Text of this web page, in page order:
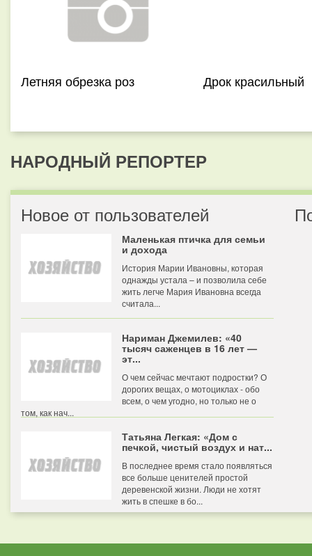
Летняя обрезка роз Дрок красильный
НАРОДНЫЙ РЕПОРТЕР
Новое от пользователей
Маленькая птичка для семьи
и дохода
История Марии Ивановны, которая
однажды устала – и позволила себе
жить легче Мария Ивановна всегда
считала...
Нариман Джемилев: «40
тысяч саженцев в 16 лет —
эт...
О чем сейчас мечтают подростки? О
дорогих вещах, о мотоциклах - обо
всем, о чем угодно, но только не о
том, как нач...
Татьяна Легкая: «Дом с
печкой, чистый воздух и нат...
В последнее время стало появляться
все больше ценителей простой
деревенской жизни. Люди не хотят
жить в спешке в бо...